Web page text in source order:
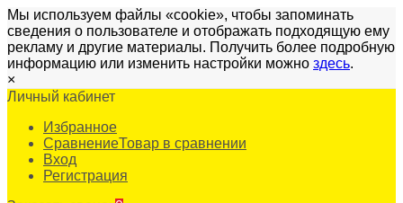
Мы используем файлы «cookie», чтобы запоминать
сведения о пользователе и отображать подходящую ему
рекламу и другие материалы. Получить более подробную
информацию или изменить настройки можно здесь.
×
Личный кабинет
Избранное
СравнениеТовар в сравнении
Вход
Регистрация